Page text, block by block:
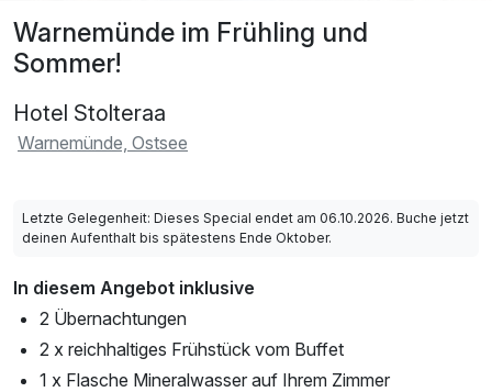
Warnemünde im Frühling und
Sommer!
Hotel Stolteraa
Warnemünde, Ostsee
Letzte Gelegenheit: Dieses Special endet am 06.10.2026. Buche jetzt
deinen Aufenthalt bis spätestens Ende Oktober.
In diesem Angebot inklusive
2 Übernachtungen
2 x reichhaltiges Frühstück vom Buffet
1 x Flasche Mineralwasser auf Ihrem Zimmer